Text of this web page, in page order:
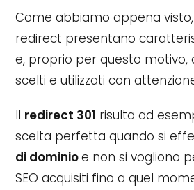
Come abbiamo appena
redirect presentano
e, proprio per questo motivo,
scelti e utilizzati con
Il redirect 301 risulta ad
scelta perfetta quando si
di dominioe non si vogliono
SEO acquisiti fino a quel